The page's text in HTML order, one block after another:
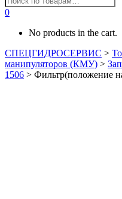
0
No products in the cart.
СПЕЦГИДРОСЕРВИС >
манипуляторов (КМУ) >
1506 > Фильтр(положение